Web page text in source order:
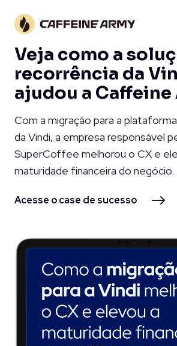
Veja como a
recorrência da
ajudou a Caffeine
Com a migração para a
da Vindi, a empresa responsável
SuperCoffee melhorou o CX e
maturidade financeira do negócio.
Acesse o case de sucesso